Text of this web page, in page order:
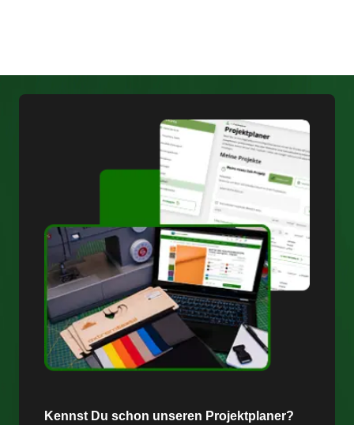
Kennst Du schon unseren Projektplaner?